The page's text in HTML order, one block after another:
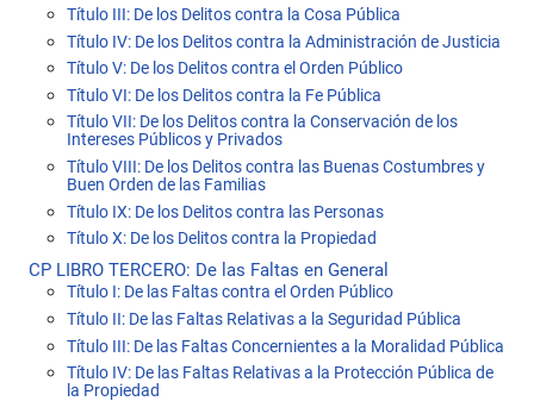
Título III: De los Delitos contra la Cosa Pública
Título IV: De los Delitos contra la Administración de Justicia
Título V: De los Delitos contra el Orden Público
Título VI: De los Delitos contra la Fe Pública
Título VII: De los Delitos contra la Conservación de los
Intereses Públicos y Privados
Título VIII: De los Delitos contra las Buenas Costumbres y
Buen Orden de las Familias
Título IX: De los Delitos contra las Personas
Título X: De los Delitos contra la Propiedad
CP LIBRO TERCERO: De las Faltas en General
Título I: De las Faltas contra el Orden Público
Título II: De las Faltas Relativas a la Seguridad Pública
Título III: De las Faltas Concernientes a la Moralidad Pública
Título IV: De las Faltas Relativas a la Protección Pública de
la Propiedad